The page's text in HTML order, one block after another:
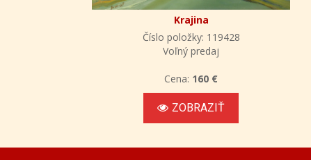
Krajina
Číslo položky: 119428
Voľný predaj
Cena: 160 €
ZOBRAZIŤ